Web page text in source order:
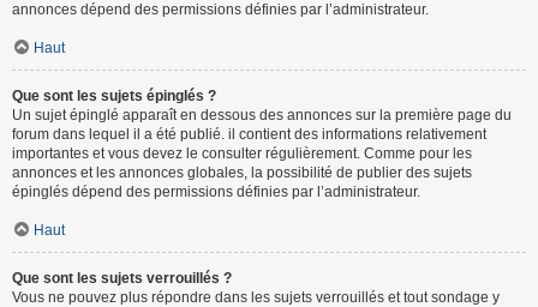
annonces dépend des permissions définies par l’administrateur.
Haut
Que sont les sujets épinglés ?
Un sujet épinglé apparaît en dessous des annonces sur la première page du
forum dans lequel il a été publié. il contient des informations relativement
importantes et vous devez le consulter régulièrement. Comme pour les
annonces et les annonces globales, la possibilité de publier des sujets
épinglés dépend des permissions définies par l’administrateur.
Haut
Que sont les sujets verrouillés ?
Vous ne pouvez plus répondre dans les sujets verrouillés et tout sondage y